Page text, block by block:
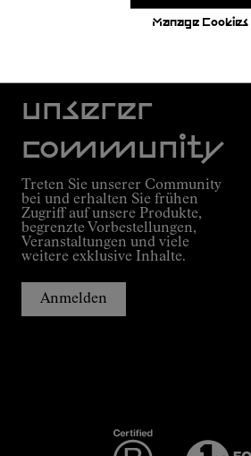
Manage Cookies
unserer
community
Treten Sie unserer Community
bei und erhalten Sie frühen
Zugriff auf unsere Produkte,
begrenzte Vorbestellungen,
Veranstaltungen und viele
weitere exklusive Inhalte.
Anmelden